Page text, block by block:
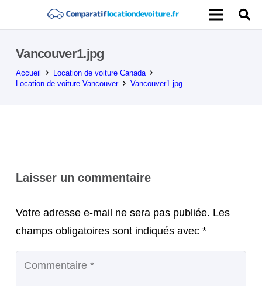
Vancouver1.jpg
Accueil
Location de voiture Canada
Location de voiture Vancouver
Vancouver1.jpg
Laisser un commentaire
Votre adresse e-mail ne sera pas publiée. Les
champs obligatoires sont indiqués avec *